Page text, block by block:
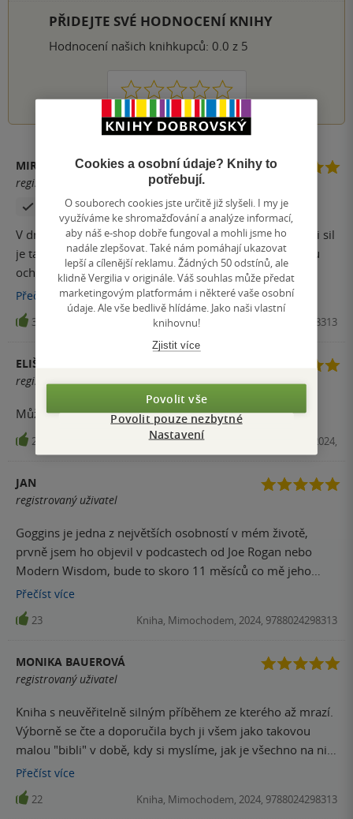
PŘIDEJTE SVÉ HODNOCENÍ KNIHY
Hodnocení našich knihkupců: 0.0 z 5
1 2 3 4 5
MIROSLAV
registrovaný uživatel
Zakoupil produkt
V dnešní době, kdy je spousta lidí na dně, nebo na konci sil
je tato kniha jako paprsek naděje pro všechny, kteří jsou
ochotni si pomoci sami. Je to návod jak se vyhrabat z
bahna beznaděje a stát se tvrdým jako samurajský meč. Je
to metodologie jak krok za krokem, etapu za etapu zvýšit
svou výkonnost ze 40% na plných 100% svého potenciálu.
Přičemž se nejedná o nic složitého, jen musí být dotyčný
ochoten vystoupit za hranice své konformity, a to
dobrovolně s cílem změnit sám sebe. Excelentní kniha.
Přečíst více
32 Kniha, Mimochodem, 2024, 9788024298313
ELIŠKA BÁRTOVÁ
registrovaný uživatel
Můžu vřele doporučit !!!
24 E-kniha, Mimochodem, 2024,
JAN
registrovaný uživatel
Goggins je jedna z největších osobností v mém životě,
prvně jsem ho objevil v podcastech od Joe Rogan nebo
Modern Wisdom, bude to skoro 11 měsíců co mě jeho
slova a tato kniha donutili měnit svůj život, začátek byl
hrozný, nejvíce psychicky, ale 100% to má to cenu, díky že
Bůh stvořil člověka jako on
Přečíst více
23 Kniha, Mimochodem, 2024, 9788024298313
MONIKA BAUEROVÁ
registrovaný uživatel
Kniha s neuvěřitelně silným příběhem ze kterého až mrazí.
Výborně se čte a doporučila bych ji všem jako takovou
malou "bibli" v době, kdy si myslíme, jak je všechno na nic
a jak se máme špatně. Kniha člověka vytrhne z iluzí a
motivuje ze sebe udělat něco lepšího a prožít život jinak a
lépe. Pak už je to na každém.
Přečíst více
22 Kniha, Mimochodem, 2024, 9788024298313
Cookies a osobní údaje? Knihy to
potřebují.
O souborech cookies jste určitě již slyšeli. I my je
využíváme ke shromažďování a analýze informací,
aby náš e-shop dobře fungoval a mohli jsme ho
nadále zlepšovat. Také nám pomáhají ukazovat
lepší a cílenější reklamu. Žádných 50 odstínů, ale
klidně Vergilia v originále. Váš souhlas může předat
marketingovým platformám i některé vaše osobní
údaje. Ale vše bedlivě hlídáme. Jako naši vlastní
knihovnu!
Zjistit více
Povolit vše
Povolit pouze nezbytné
Nastavení